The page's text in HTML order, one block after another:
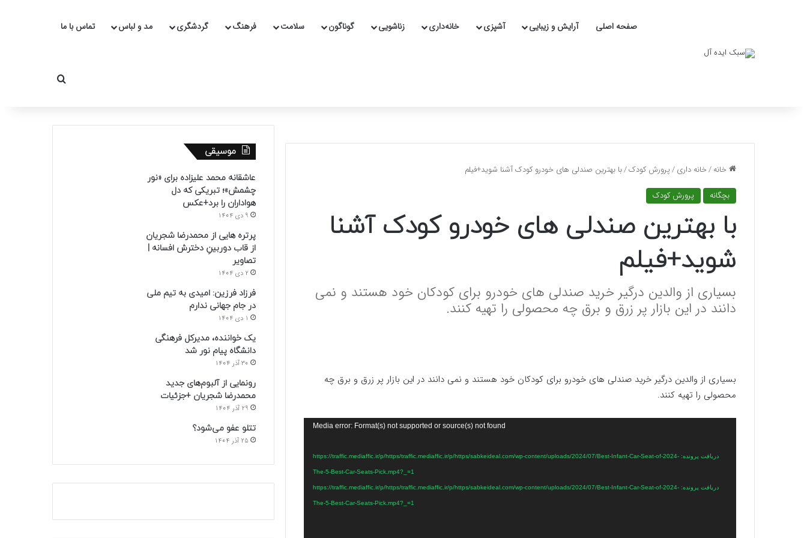
صفحه اصلی آرایش و زیبایی آشپزی خانه‌داری زناشویی گوناگون سلامت فرهنگ گردشگری مد و لباس تماس با ما
جستجو برای
خانه/خانه داری/پرورش کودک/با بهترین صندلی های خودرو کودک آشنا شوید+فیلم
بچگانه پرورش کودک
با بهترین صندلی های خودرو کودک آشنا
شوید+فیلم
بسیاری از والدین درگیر خرید صندلی های خودرو برای کودکان خود هستند و نمی
دانند در این بازار پر زرق و برق چه محصولی را تهیه کنند.
بسیاری از والدین درگیر خرید صندلی های خودرو برای کودکان خود هستند و نمی دانند در این بازار پر زرق و برق چه
محصولی را تهیه کنند.
Media error: Format(s) not supported or source(s) not found
دریافت پرونده: https://traffic.mediaffic.ir/p/https/traffic.mediaffic.ir/p/https/sabkeideal.com/wp-content/uploads/2024/07/Best-Infant-Car-Seat-of-2024-
The-5-Best-Car-Seats-Pick.mp4?_=1
دریافت پرونده: https://traffic.mediaffic.ir/p/https/traffic.mediaffic.ir/p/https/sabkeideal.com/wp-content/uploads/2024/07/Best-Infant-Car-Seat-of-2024-
The-5-Best-Car-Seats-Pick.mp4?_=1
موسیقی
عاشقانه محمد علیزاده برای «نور
چشمش»؛ تبریکی که دل
هواداران را برد+عکس
9 دی 1404
پرتره هایی از محمدرضا شجریان
از قاب دوربینِ دخترش افسانه |
تصاویر
2 دی 1404
فرزاد فرزین: امیدی به تیم ملی
در جام جهانی ندارم
1 دی 1404
یک خواننده، مدیرکل فرهنگی
دانشگاه پیام نور شد
30 آذر 1404
رونمایی از آلبوم‌های جدید
محمدرضا شجریان +جزئیات
29 آذر 1404
تتلو عفو می‌شود؟
25 آذر 1404